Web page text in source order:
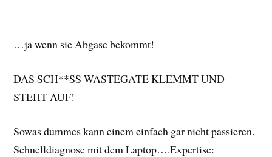
…ja wenn sie Abgase bekommt!
DAS SCH**SS WASTEGATE KLEMMT UND
STEHT AUF!
Sowas dummes kann einem einfach gar nicht passieren.
Schnelldiagnose mit dem Laptop….Expertise: